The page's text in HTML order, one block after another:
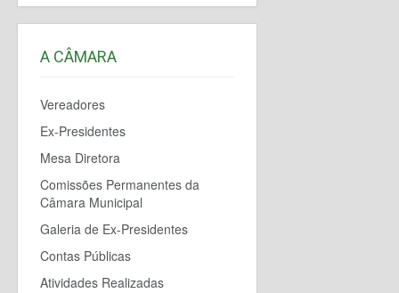
A CÂMARA
Vereadores
Ex-Presidentes
Mesa Diretora
Comissões Permanentes da
Câmara Municipal
Galeria de Ex-Presidentes
Contas Públicas
Atividades Realizadas